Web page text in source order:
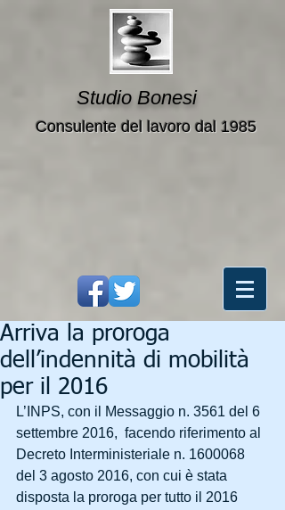
Studio Bonesi
Consulente del lavoro dal 1985
Arriva la proroga
dell’indennità di mobilità
per il 2016
L’INPS, con il Messaggio n. 3561 del 6
settembre 2016,  facendo riferimento al
Decreto Interministeriale n. 1600068
del 3 agosto 2016, con cui è stata
disposta la proroga per tutto il 2016